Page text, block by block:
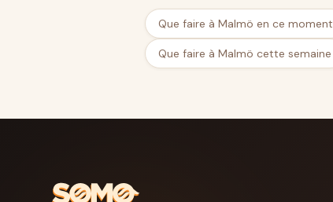
Que faire à Malmö en ce moment
Que faire à Malmö cette semaine